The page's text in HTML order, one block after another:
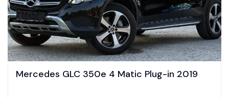
Mercedes GLC 350e 4 Matic Plug-in 2019